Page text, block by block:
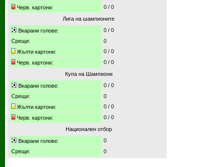
Черв. картони:
0 / 0
Лига на шампионите
Вкарани голове:
0 / 0
Срещи:
0
Жълти картони:
0 / 0
Черв. картони:
0 / 0
Купа на Шампиони
Вкарани голове:
0 / 0
Срещи:
0
Жълти картони:
0 / 0
Черв. картони:
0 / 0
Национален отбор
Вкарани голове:
0
Срещи:
0